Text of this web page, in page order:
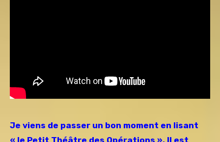
Je viens de passer un bon moment en lisant
« le Petit Théâtre des Opérations ». Il est